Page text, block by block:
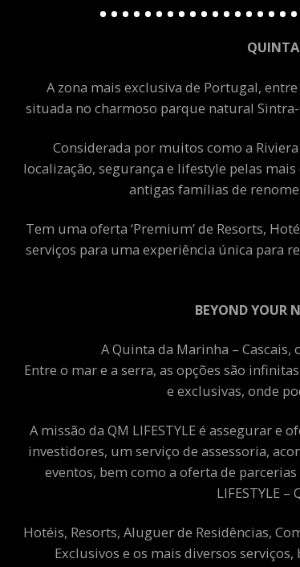
A zona mais exclusiva de Portugal,
situada no charmoso parque natural
Considerada por muitos como a
localização, segurança e lifestyle pelas
antigas famílias de
Tem uma oferta ‘Premium’ de Resorts,
serviços para uma experiência única para
BEYOND YOUR
A Quinta da Marinha –
Entre o mar e a serra, as opções são
e exclusivas, onde
A missão da QM LIFESTYLE é assegurar
investidores, um serviço de assessoria,
eventos, bem como a oferta de
LIFESTYLE
Hotéis, Resorts, Aluguer de Residências,
Exclusivos e os mais diversos